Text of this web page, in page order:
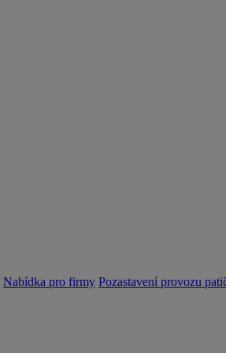
Nabídka pro firmy Pozastavení provozu